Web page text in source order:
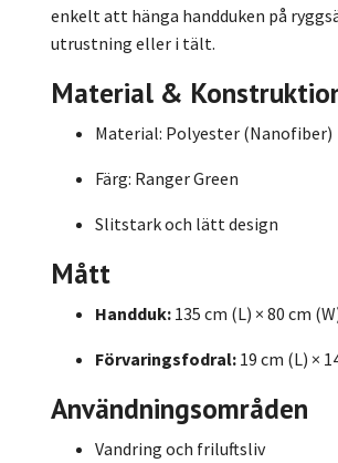
enkelt att hänga handduken på
utrustning eller i tält.
Material &
Material: Polyester (Nanofiber)
Färg: Ranger Green
Slitstark och lätt design
Mått
Handduk: 135 cm (L) × 80 cm
Förvaringsfodral: 19 cm (L) ×
Användningsområden
Vandring och friluftsliv